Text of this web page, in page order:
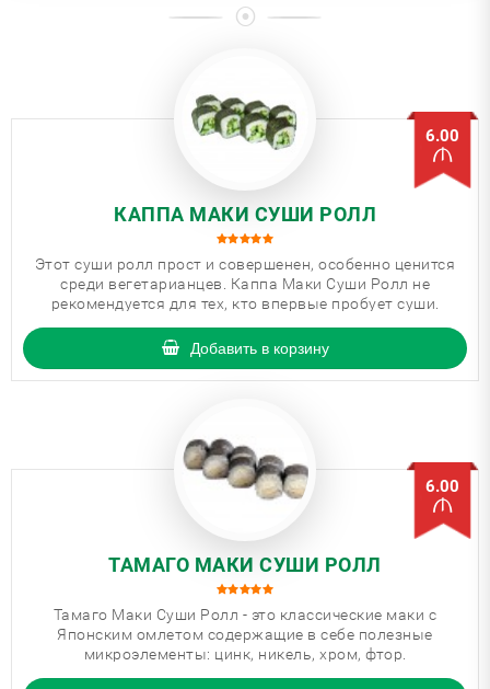
КАППА МАКИ СУШИ РОЛЛ
6.00
Этот суши ролл прост и совершенен, особенно ценится
среди вегетарианцев. Каппа Маки Суши Ролл не
рекомендуется для тех, кто впервые пробует суши.
Добавить в корзину
ТАМАГО МАКИ СУШИ РОЛЛ
6.00
Тамаго Маки Суши Ролл - это классические маки с
Японским омлетом содержащие в себе полезные
микроэлементы: цинк, никель, хром, фтор.